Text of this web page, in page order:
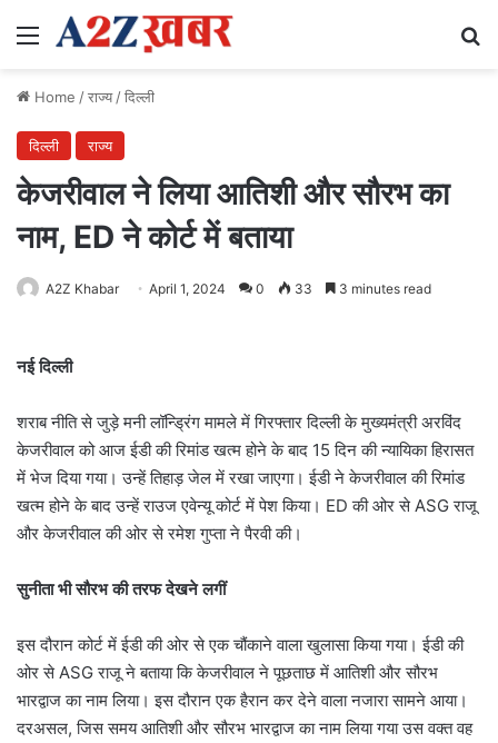
Menu
Home /राज्य/दिल्ली
दिल्ली राज्य
केजरीवाल ने लिया आतिशी और सौरभ का
नाम, ED ने कोर्ट में बताया
A2Z Khabar April 1, 2024 0 33 3 minutes read
नई दिल्ली
शराब नीति से जुड़े मनी लॉन्ड्रिंग मामले में गिरफ्तार दिल्ली के मुख्यमंत्री अरविंद
केजरीवाल को आज ईडी की रिमांड खत्म होने के बाद 15 दिन की न्यायिका हिरासत
में भेज दिया गया। उन्हें तिहाड़ जेल में रखा जाएगा। ईडी ने केजरीवाल की रिमांड
खत्म होने के बाद उन्हें राउज एवेन्यू कोर्ट में पेश किया। ED की ओर से ASG राजू
और केजरीवाल की ओर से रमेश गुप्ता ने पैरवी की।
सुनीता भी सौरभ की तरफ देखने लगीं
इस दौरान कोर्ट में ईडी की ओर से एक चौंकाने वाला खुलासा किया गया। ईडी की
ओर से ASG राजू ने बताया कि केजरीवाल ने पूछताछ में आतिशी और सौरभ
भारद्वाज का नाम लिया। इस दौरान एक हैरान कर देने वाला नजारा सामने आया।
दरअसल, जिस समय आतिशी और सौरभ भारद्वाज का नाम लिया गया उस वक्त वह